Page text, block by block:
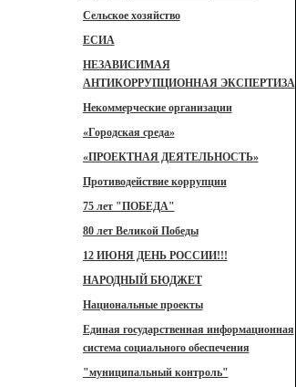
Сельское хозяйство
ЕСИА
НЕЗАВИСИМАЯ
АНТИКОРРУПЦИОННАЯ ЭКСПЕРТИЗА
Некоммерческие организации
«Городская среда»
«ПРОЕКТНАЯ ДЕЯТЕЛЬНОСТЬ»
Противодействие коррупции
75 лет "ПОБЕДА"
80 лет Великой Победы
12 ИЮНЯ ДЕНЬ РОССИИ!!!
НАРОДНЫЙ БЮДЖЕТ
Национальные проекты
Единая государственная информационная
система социального обеспечения
"муниципальный контроль"